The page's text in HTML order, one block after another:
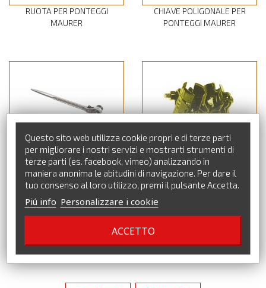
RUOTA PER PONTEGGI
MAURER
CHIAVE POLIGONALE PER
PONTEGGI MAURER
CHIAVE A CRICCHETTO PER
PONTEGGI
GIUNTO ORTOGONALE
ORIENTABILE PER TUBO
PONTEGGI
CATALOGO PRODOTTI
Questo sito web utilizza cookie propri e di terze parti
per migliorare i nostri servizi e mostrarti strumenti di
terze parti (es. facebook, vimeo) analizzando in
maniera anonima le abitudini di navigazione. Per dare il
tuo consenso al loro utilizzo, premi il pulsante Accetta.
Piú info Personalizzare i cookie
ACCETTO